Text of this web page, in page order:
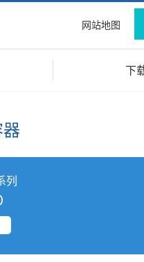
网站地图
下
列